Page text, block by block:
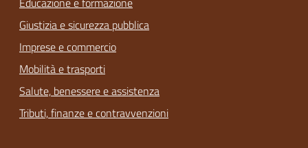
Giustizia e sicurezza pubblica
Imprese e commercio
Mobilità e trasporti
Salute, benessere e assistenza
Tributi, finanze e contravvenzioni